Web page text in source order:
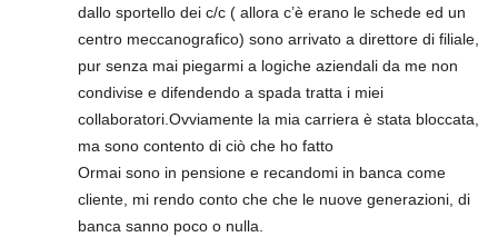
dallo sportello dei c/c ( allora c’è erano le schede ed un
centro meccanografico) sono arrivato a direttore di filiale,
pur senza mai piegarmi a logiche aziendali da me non
condivise e difendendo a spada tratta i miei
collaboratori.Ovviamente la mia carriera è stata bloccata,
ma sono contento di ciò che ho fatto
Ormai sono in pensione e recandomi in banca come
cliente, mi rendo conto che che le nuove generazioni, di
banca sanno poco o nulla.